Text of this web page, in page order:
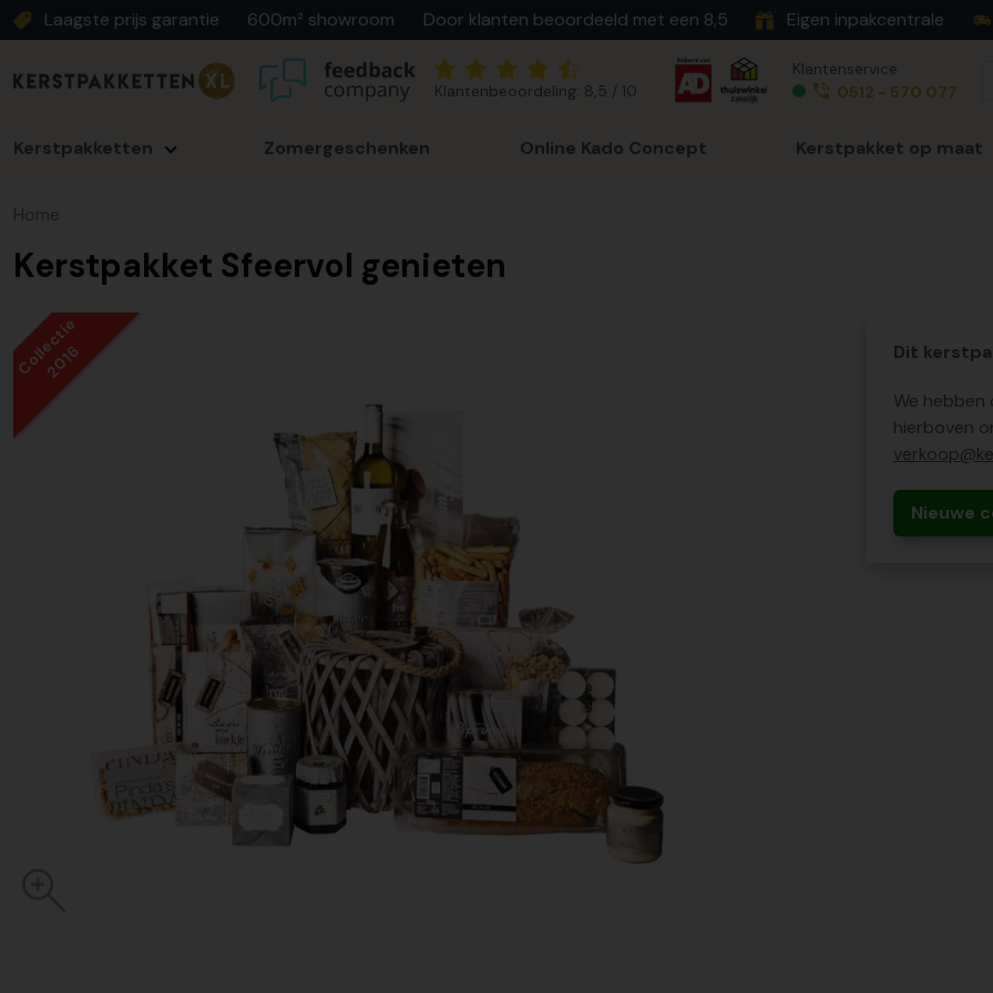
Laagste prijs garantie 600m² showroom Door klanten beoordeeld met een 8,5 Eigen inpakcentrale
Klantenbeoordeling: 8,5 / 10
Klantenservice
0512 - 570 077
Kerstpakketten Zomergeschenken Online Kado Concept Kerstpakket op maat
Home
Kerstpakket Sfeervol genieten
Collectie
2016 Dit
We
hierboven
Nieuwe